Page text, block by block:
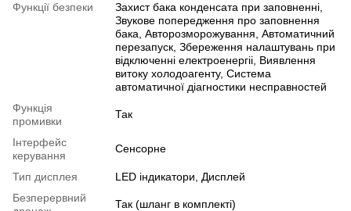
Функції безпеки
Захист бака конденсата при заповненні,
Звукове попередження про заповнення
бака, Авторозморожування, Автоматичний
перезапуск, Збереження налаштувань при
відключенні електроенергіі, Виявлення
витоку холодоагенту, Система
автоматичної діагностики несправностей
Функція
промивки
Так
Інтерфейс
керування
Сенсорне
Тип дисплея
LED індикатори, Дисплей
Безперервний
Так (шланг в комплекті)